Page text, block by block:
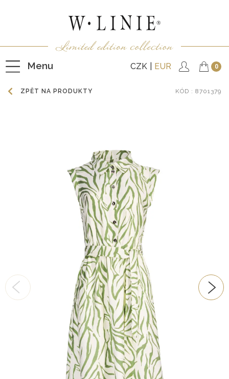
Menu CZK EUR 0
NEPODŠITÉ KABÁTKY
PODŠITÉ KABÁTKY
KABÁTY, BUNDY
DOPLŇKY
DÁRKOVÉ POUKAZY
ZPĚT NA PRODUKTY KÓD : 8701379